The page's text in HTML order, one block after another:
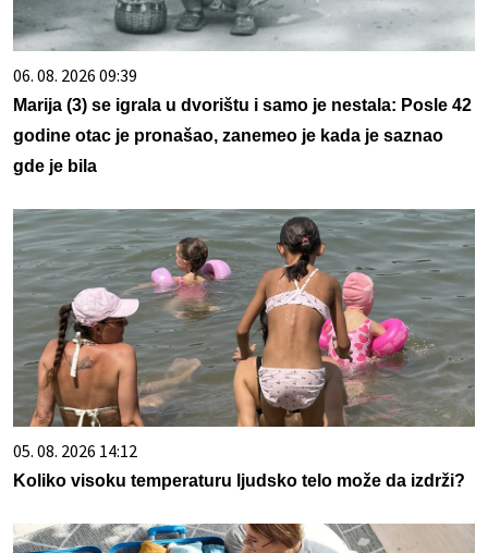
06. 08. 2026 09:39
Marija (3) se igrala u dvorištu i samo je nestala: Posle 42
godine otac je pronašao, zanemeo je kada je saznao
gde je bila
05. 08. 2026 14:12
Koliko visoku temperaturu ljudsko telo može da izdrži?